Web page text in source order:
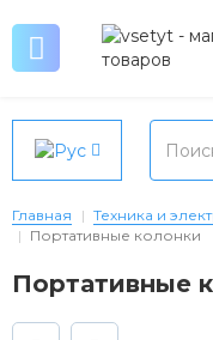
Главная Техника и
Портативные колонки
Портативные